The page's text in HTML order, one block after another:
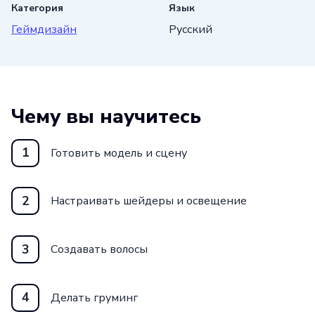
инструменты и программное обеспечение,
которые широко применяются
волосы и шерсть для персонажей в играх.
По окончании курса у вас будет
возможность работать в крупных игровых
и анимации персонажей.
Присоединяйтесь к курсу «Создание волос
в Houdini» от школы Skillbox и станьте
экспертом в создании волос для
компьютерных персонажей.
Категория
Геймдизайн
Язык
Русский
Чему вы научитесь
1 Готовить модель и сцену
2 Настраивать шейдеры и освещение
3 Создавать волосы
4 Делать груминг